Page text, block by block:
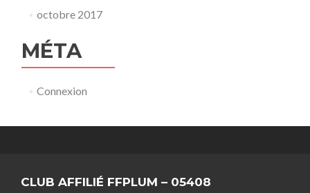
octobre 2017
MÉTA
Connexion
CLUB AFFILIÉ FFPLUM – 05408